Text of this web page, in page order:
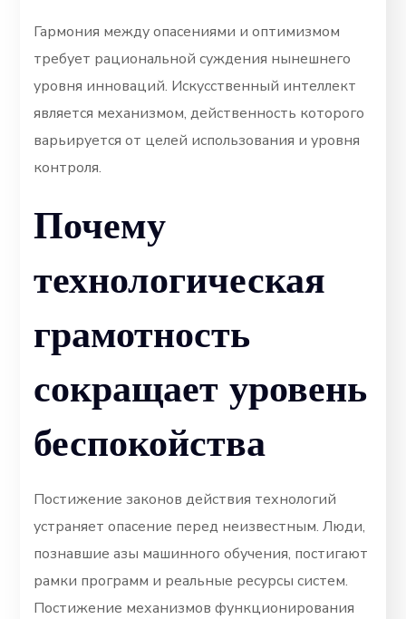
Гармония между опасениями и оптимизмом
требует рациональной суждения нынешнего
уровня инноваций. Искусственный интеллект
является механизмом, действенность которого
варьируется от целей использования и уровня
контроля.
Почему
технологическая
грамотность
сокращает уровень
беспокойства
Постижение законов действия технологий
устраняет опасение перед неизвестным. Люди,
познавшие азы машинного обучения, постигают
рамки программ и реальные ресурсы систем.
Постижение механизмов функционирования